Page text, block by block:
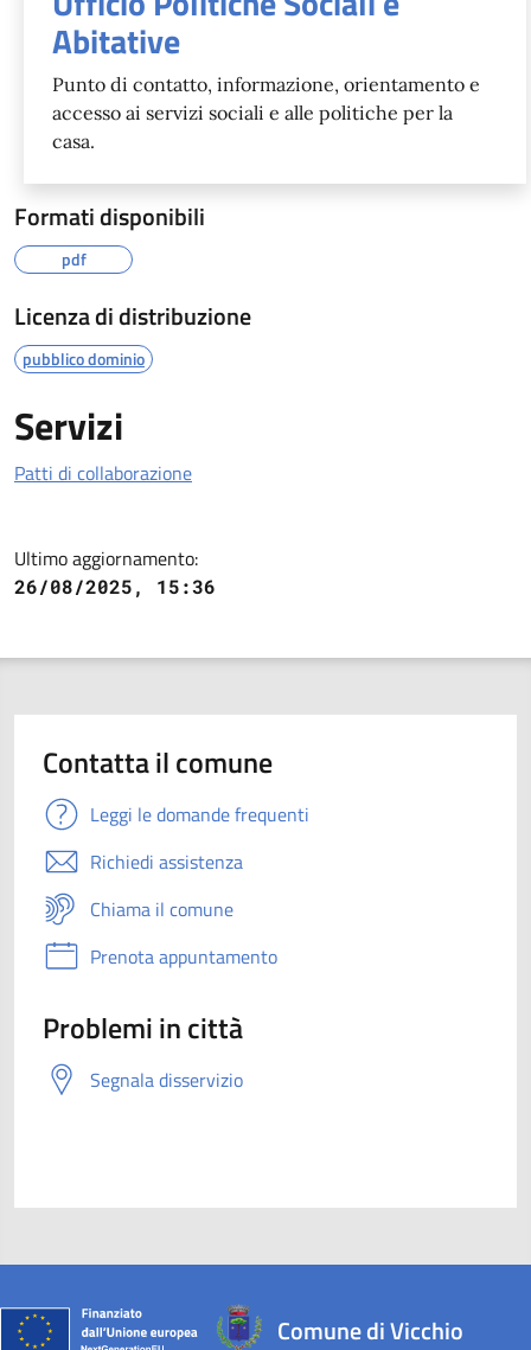
Abitative
Punto di contatto, informazione, orientamento e
accesso ai servizi sociali e alle politiche per la
casa.
Formati disponibili
pdf
Licenza di distribuzione
pubblico dominio
Servizi
Patti di collaborazione
Ultimo aggiornamento:
26/08/2025, 15:36
Contatta il comune
Leggi le domande frequenti
Richiedi assistenza
Chiama il comune
Prenota appuntamento
Problemi in città
Segnala disservizio
Comune di Vicchio